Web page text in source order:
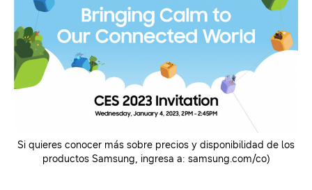
Si quieres conocer más sobre precios y disponibilidad de los
productos Samsung, ingresa a: samsung.com/co)